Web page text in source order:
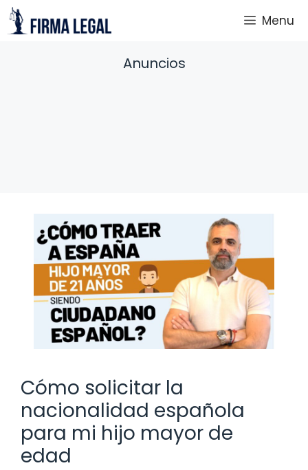
Saltar
al
Menu
Anuncios
Cómo solicitar la
nacionalidad española
para mi hijo mayor de
edad